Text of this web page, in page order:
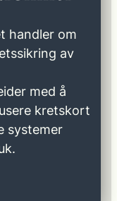
handler om
av
med å
kretskort
systemer